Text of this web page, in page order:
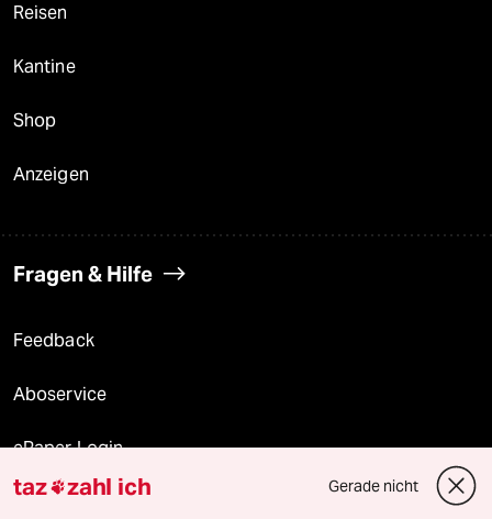
Reisen
Kantine
Shop
Anzeigen
Fragen & Hilfe
Feedback
Aboservice
ePaper Login
Downloads für Abonnierende
taz zahl ich Gerade nicht